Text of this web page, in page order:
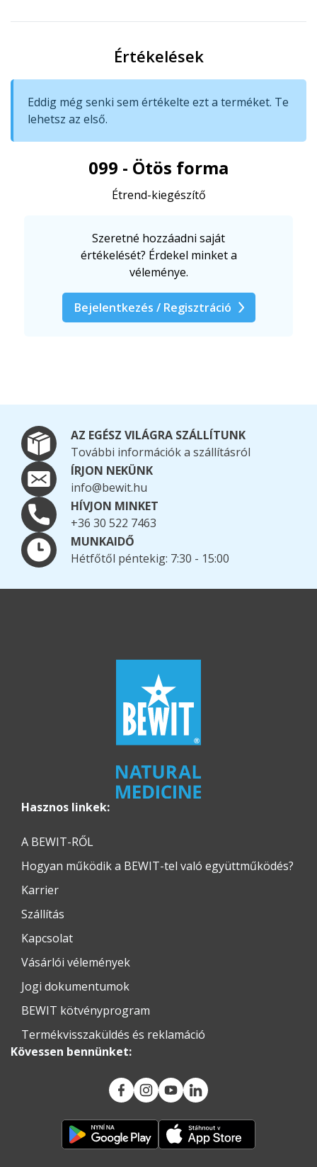
Értékelések
Eddig még senki sem értékelte ezt a terméket. Te
lehetsz az első.
099 - Ötös forma
Étrend-kiegészítő
Szeretné hozzáadni saját
értékelését? Érdekel minket a
véleménye.
Bejelentkezés / Regisztráció
AZ EGÉSZ VILÁGRA SZÁLLÍTUNK
További információk a szállításról
ÍRJON NEKÜNK
info@bewit.hu
HÍVJON MINKET
+36 30 522 7463
MUNKAIDŐ
Hétfőtől péntekig: 7:30 - 15:00
Hasznos linkek:
A BEWIT-RŐL
Hogyan működik a BEWIT-tel való együttműködés?
Karrier
Szállítás
Kapcsolat
Vásárlói vélemények
Jogi dokumentumok
BEWIT kötvényprogram
Termékvisszaküldés és reklamáció
Kövessen bennünket: